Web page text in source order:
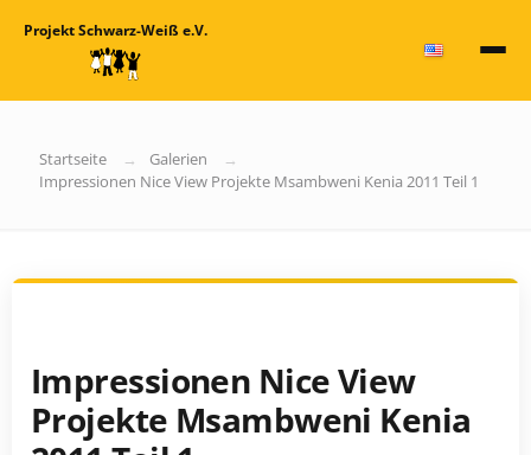
Projekt Schwarz-Weiß e.V.
Startseite
Galerien
Impressionen Nice View Projekte Msambweni Kenia 2011 Teil 1
Impressionen Nice View
Projekte Msambweni Kenia